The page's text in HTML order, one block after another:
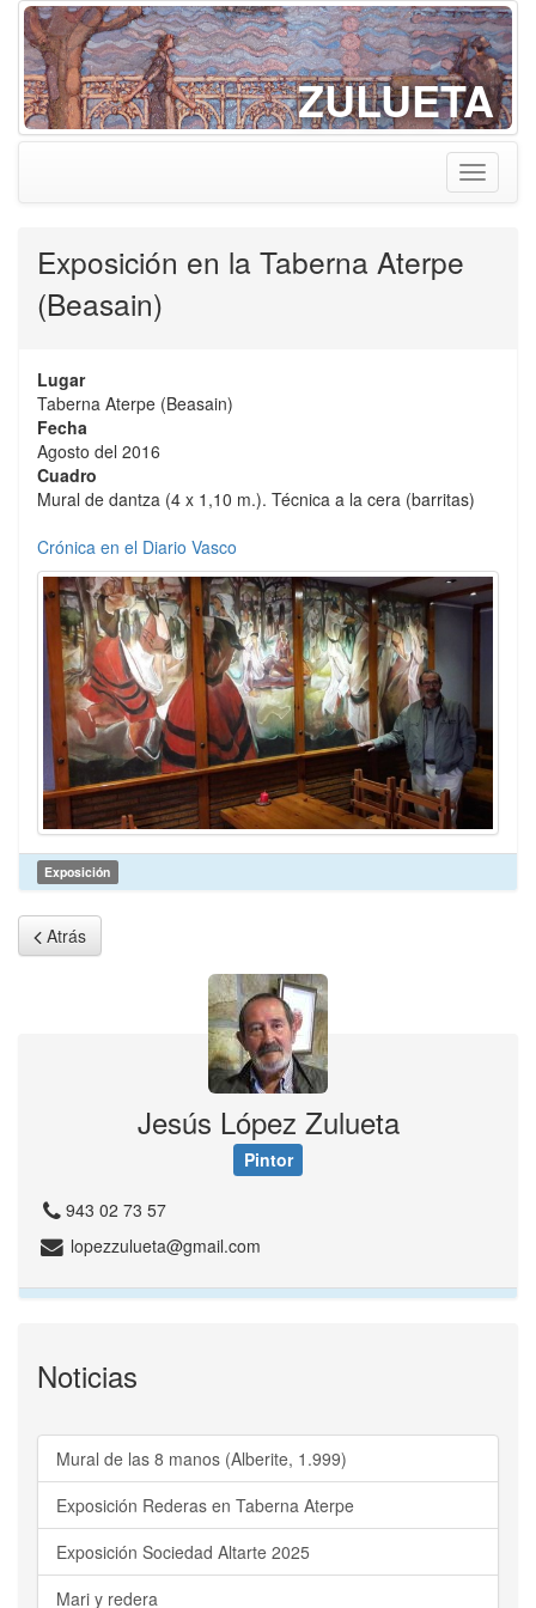
ZULUETA
Toggle
Exposición en la Taberna Aterpe
(Beasain)
Lugar
Taberna Aterpe (Beasain)
Fecha
Agosto del 2016
Cuadro
Mural de dantza (4 x 1,10 m.). Técnica a la cera (barritas)
Crónica en el Diario Vasco
Exposición
Atrás
Jesús López Zulueta
Pintor
943 02 73 57
lopezzulueta@gmail.com
Noticias
Mural de las 8 manos (Alberite, 1.999)
Exposición Rederas en Taberna Aterpe
Exposición Sociedad Altarte 2025
Mari y redera